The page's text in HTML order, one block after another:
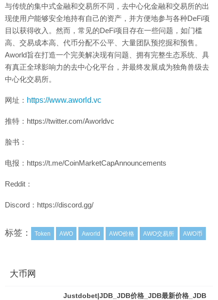
与传统的集中式金融和交易所不同，去中心化金融和交易所的出
现使用户能够安全地持有自己的资产，并方便地参与各种DeFi项
目以获得收入。然而，常见的DeFi项目存在一些问题，如门槛
高、交易成本高、代币分配不公平、大量团队预挖掘和预售。
Aworld旨在打造一个完美解决现有问题、拥有完整生态系统、具
有真正全球影响力的去中心化平台，并最终发展成为独角兽级去
中心化交易所。
网址： https://www.aworld.vc
推特：https://twitter.com/Aworldvc
脸书：
电报：https://t.me/CoinMarketCapAnnouncements
Reddit：
Discord：https://discord.gg/
标签： Token AWO Aworld AWO价格 AWO交易所 AWO币
大币网
Justdobet|JDB_JDB价格_JDB最新价格_JDB